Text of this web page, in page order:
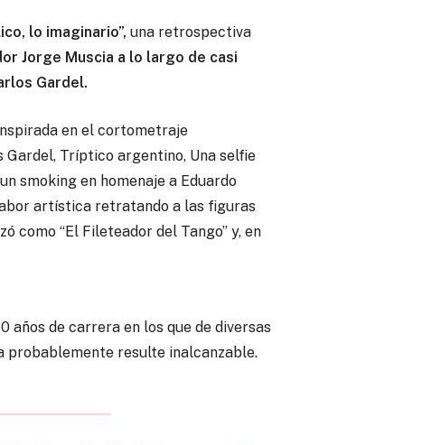
lo imaginario”, una retrospectiva
Jorge Muscia a lo largo de casi
Gardel.
en el cortometraje
Gardel, Tríptico argentino, Una selfie
smoking en homenaje a Eduardo
artística retratando a las figuras
como “El Fileteador del Tango” y, en
años de carrera en los que de diversas
probablemente resulte inalcanzable.